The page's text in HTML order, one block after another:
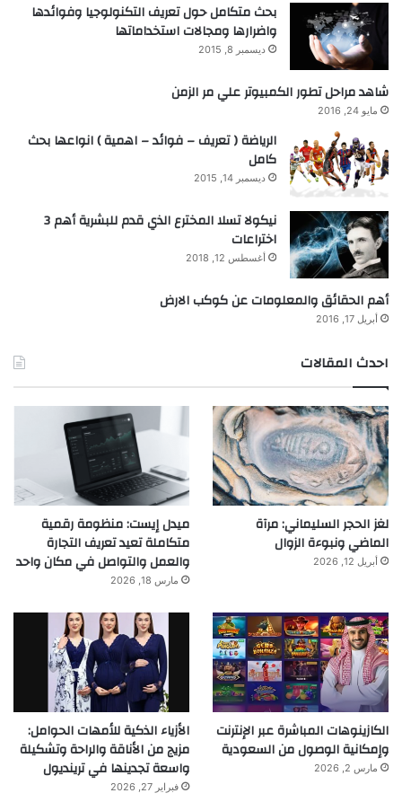
بحث متكامل حول تعريف التكنولوجيا وفوائدها
واضرارها ومجالات استخداماتها
ديسمبر 8, 2015
شاهد مراحل تطور الكمبيوتر علي مر الزمن
مايو 24, 2016
الرياضة ( تعريف – فوائد – اهمية ) انواعها بحث
كامل
ديسمبر 14, 2015
نيكولا تسلا المخترع الذي قدم للبشرية أهم 3
اختراعات
أغسطس 12, 2018
أهم الحقائق والمعلومات عن كوكب الارض
أبريل 17, 2016
احدث المقالات
لغز الحجر السليماني: مرآة
الماضي ونبوءة الزوال
أبريل 12, 2026
ميدل إيست: منظومة رقمية
متكاملة تعيد تعريف التجارة
والعمل والتواصل في مكان واحد
مارس 18, 2026
الكازينوهات المباشرة عبر الإنترنت
وإمكانية الوصول من السعودية
مارس 2, 2026
الأزياء الذكية للأمهات الحوامل:
مزيج من الأناقة والراحة وتشكيلة
واسعة تجدينها في ترينديول
فبراير 27, 2026